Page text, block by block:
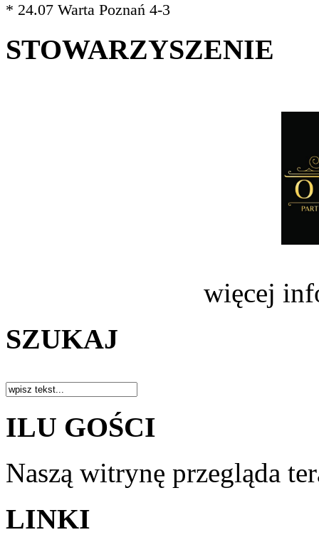
* 24.07 Warta Poznań 4-3
STOWARZYSZENIE
więcej
SZUKAJ
ILU GOŚCI
Naszą witrynę przegląda
LINKI